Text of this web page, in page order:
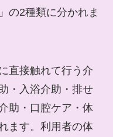
の2種類に分かれま
直接触れて行う介
・入浴介助・排せ
助・口腔ケア・体
ます。利用者の体